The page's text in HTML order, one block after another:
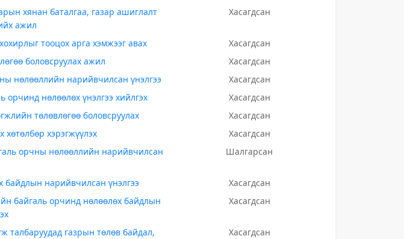
хянан баталгаа, газар ашиглалт
ажил
Хасагдсан
тооцох арга хэмжээг авах
Хасагдсан
боловсруулах ажил
Хасагдсан
нөлөөллийн нарийвчилсан үнэлгээ
Хасагдсан
нөлөөлөх үнэлгээ хийлгэх
Хасагдсан
төлөвлөгөө боловсруулах
Хасагдсан
хэрэгжүүлэх
Хасагдсан
орчны нөлөөллийн нарийвчилсан
Шалгарсан
байдлын нарийвчилсан үнэлгээ
Хасагдсан
байгаль орчинд нөлөөлөх байдлын
Хасагдсан
талбаруудад газрын төлөв байдал,
Хасагдсан